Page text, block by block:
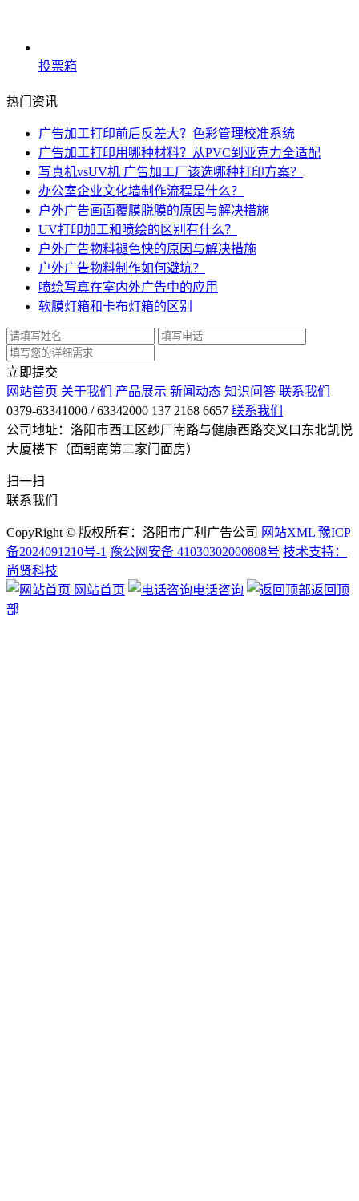
投票箱
热门资讯
广告加工打印前后反差大？色彩管理校准系统
广告加工打印用哪种材料？从PVC到亚克力全适配
写真机vsUV机 广告加工厂该选哪种打印方案？
办公室企业文化墙制作流程是什么？
户外广告画面覆膜脱膜的原因与解决措施
UV打印加工和喷绘的区别有什么？
户外广告物料褪色快的原因与解决措施
户外广告物料制作如何避坑？
喷绘写真在室内外广告中的应用
软膜灯箱和卡布灯箱的区别
立即提交
网站首页 关于我们 产品展示 新闻动态 知识问答 联系我们
0379-63341000 / 63342000 137 2168 6657 联系我们
公司地址：洛阳市西工区纱厂南路与健康西路交叉口东北凯悦
大厦楼下（面朝南第二家门面房）
扫一扫
联系我们
CopyRight © 版权所有：洛阳市广利广告公司 网站XML 豫ICP
备2024091210号-1 豫公网安备 41030302000808号 技术支持：
尚贤科技
网站首页
电话咨询
返回顶
部